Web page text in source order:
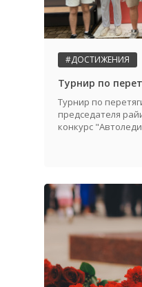
#ДОСТИЖЕНИЯ
Турнир по
председателя
конкурс